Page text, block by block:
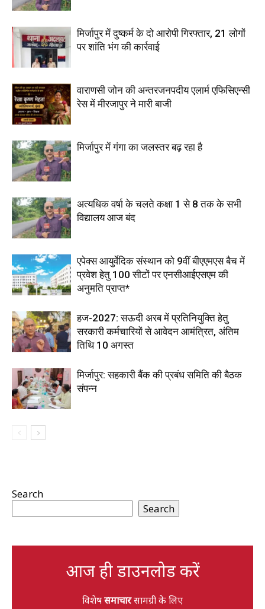
मिर्जापुर में दुष्कर्म के दो आरोपी गिरफ्तार, 21 लोगों
पर शांति भंग की कार्रवाई
वाराणसी जोन की अन्तरजनपदीय एलार्म एफिसिएन्सी
रेस में मीरजापुर ने मारी बाजी
मिर्जापुर में गंगा का जलस्तर बढ़ रहा है
अत्यधिक वर्षा के चलते कक्षा 1 से 8 तक के सभी
विद्यालय आज बंद
एपेक्स आयुर्वेदिक संस्थान को 9वीं बीएएमएस बैच में
प्रवेश हेतु 100 सीटों पर एनसीआईएसएम की
अनुमति प्राप्त*
हज-2027: सऊदी अरब में प्रतिनियुक्ति हेतु
सरकारी कर्मचारियों से आवेदन आमंत्रित, अंतिम
तिथि 10 अगस्त
मिर्जापुर: सहकारी बैंक की प्रबंध समिति की बैठक
संपन्न
Search
Search
आज ही डाउनलोड करें
विशेषसमाचारसामग्री के लिए